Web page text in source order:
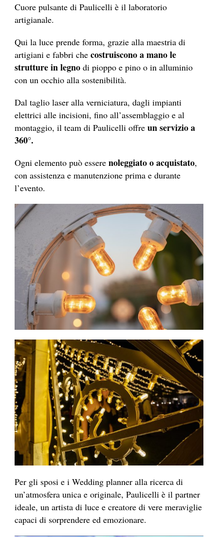
Cuore pulsante di Paulicelli è il laboratorio
artigianale.
Qui la luce prende forma, grazie alla maestria di
artigiani e fabbri che costruiscono a mano le
strutture in legno di pioppo e pino o in alluminio
con un occhio alla sostenibilità.
Dal taglio laser alla verniciatura, dagli impianti
elettrici alle incisioni, fino all’assemblaggio e al
montaggio, il team di Paulicelli offre un servizio a
360°.
Ogni elemento può essere noleggiato o acquistato,
con assistenza e manutenzione prima e durante
l’evento.
Per gli sposi e i Wedding planner alla ricerca di
un’atmosfera unica e originale, Paulicelli è il partner
ideale, un artista di luce e creatore di vere meraviglie
capaci di sorprendere ed emozionare.